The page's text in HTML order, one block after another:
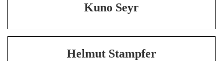
Kuno Seyr
Helmut Stampfer